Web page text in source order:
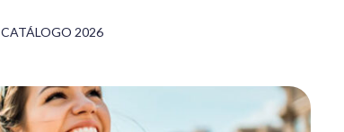
CATÁLOGO 2026